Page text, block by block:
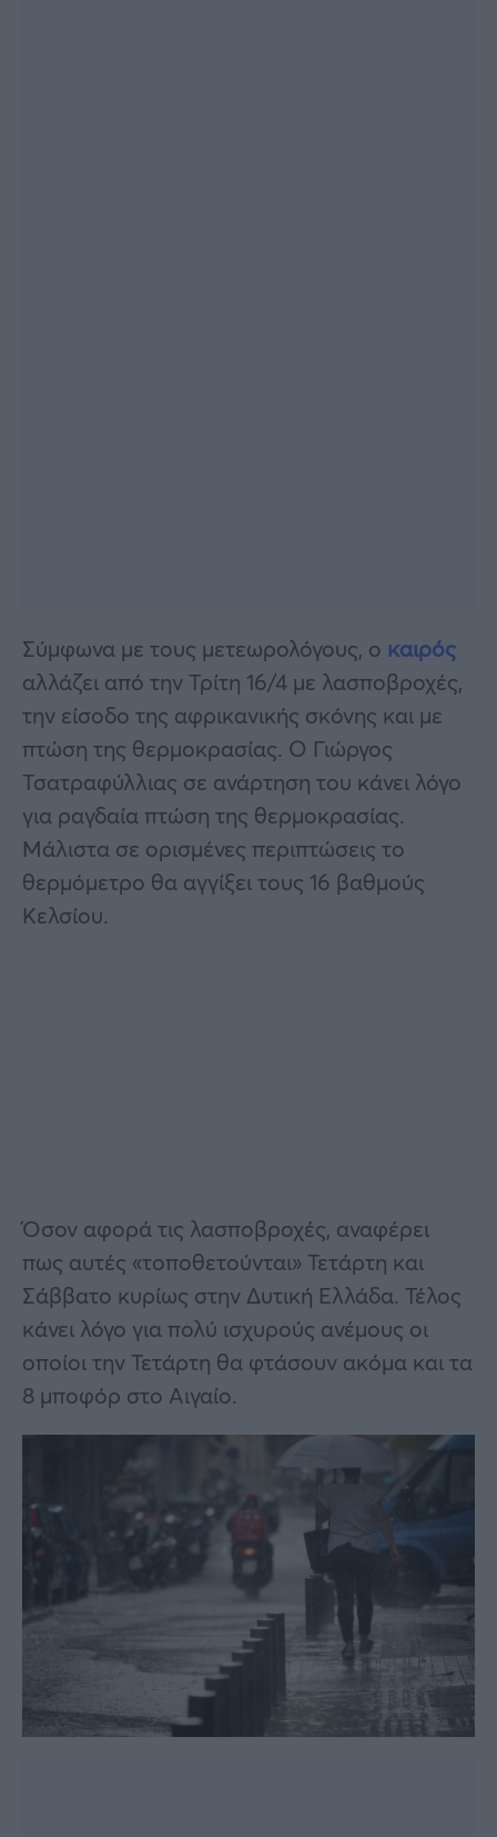
Σύμφωνα με τους μετεωρολόγους, ο καιρός
αλλάζει από την Τρίτη 16/4 με λασποβροχές,
την είσοδο της αφρικανικής σκόνης και με
πτώση της θερμοκρασίας. Ο Γιώργος
Τσατραφύλλιας σε ανάρτηση του κάνει λόγο
για ραγδαία πτώση της θερμοκρασίας.
Μάλιστα σε ορισμένες περιπτώσεις το
θερμόμετρο θα αγγίξει τους 16 βαθμούς
Κελσίου.
Όσον αφορά τις λασποβροχές, αναφέρει
πως αυτές «τοποθετούνται» Τετάρτη και
Σάββατο κυρίως στην Δυτική Ελλάδα. Τέλος
κάνει λόγο για πολύ ισχυρούς ανέμους οι
οποίοι την Τετάρτη θα φτάσουν ακόμα και τα
8 μποφόρ στο Αιγαίο.